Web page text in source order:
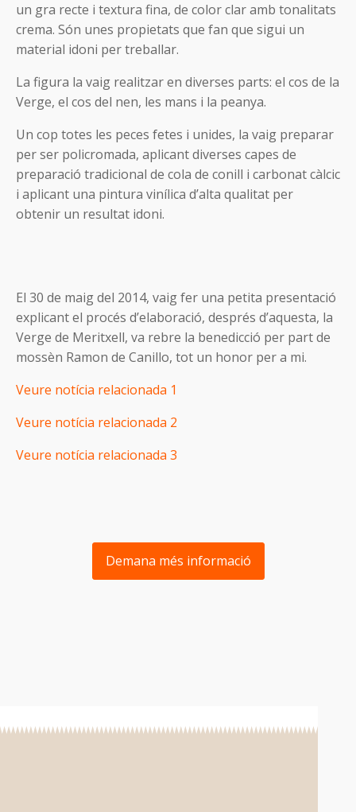
un gra recte i textura fina, de color clar amb tonalitats
crema. Són unes propietats que fan que sigui un
material idoni per treballar.
La figura la vaig realitzar en diverses parts: el cos de la
Verge, el cos del nen, les mans i la peanya.
Un cop totes les peces fetes i unides, la vaig preparar
per ser policromada, aplicant diverses capes de
preparació tradicional de cola de conill i carbonat càlcic
i aplicant una pintura vinílica d’alta qualitat per
obtenir un resultat idoni.
El 30 de maig del 2014, vaig fer una petita presentació
explicant el procés d’elaboració, després d’aquesta, la
Verge de Meritxell, va rebre la benedicció per part de
mossèn Ramon de Canillo, tot un honor per a mi.
Veure notícia relacionada 1
Veure notícia relacionada 2
Veure notícia relacionada 3
Demana més informació